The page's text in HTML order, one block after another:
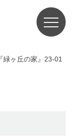
『緑ヶ丘の家』23-01